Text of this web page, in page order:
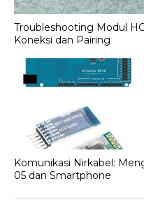
Troubleshooting Modul
Koneksi dan Pairing
Komunikasi Nirkabel:
05 dan Smartphone